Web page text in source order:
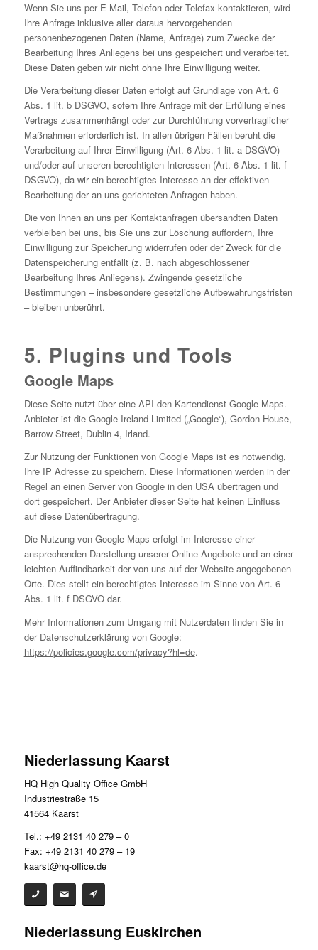
Wenn Sie uns per E-Mail, Telefon oder Telefax kontaktieren, wird
Ihre Anfrage inklusive aller daraus hervorgehenden
personenbezogenen Daten (Name, Anfrage) zum Zwecke der
Bearbeitung Ihres Anliegens bei uns gespeichert und verarbeitet.
Diese Daten geben wir nicht ohne Ihre Einwilligung weiter.
Die Verarbeitung dieser Daten erfolgt auf Grundlage von Art. 6
Abs. 1 lit. b DSGVO, sofern Ihre Anfrage mit der Erfüllung eines
Vertrags zusammenhängt oder zur Durchführung vorvertraglicher
Maßnahmen erforderlich ist. In allen übrigen Fällen beruht die
Verarbeitung auf Ihrer Einwilligung (Art. 6 Abs. 1 lit. a DSGVO)
und/oder auf unseren berechtigten Interessen (Art. 6 Abs. 1 lit. f
DSGVO), da wir ein berechtigtes Interesse an der effektiven
Bearbeitung der an uns gerichteten Anfragen haben.
Die von Ihnen an uns per Kontaktanfragen übersandten Daten
verbleiben bei uns, bis Sie uns zur Löschung auffordern, Ihre
Einwilligung zur Speicherung widerrufen oder der Zweck für die
Datenspeicherung entfällt (z. B. nach abgeschlossener
Bearbeitung Ihres Anliegens). Zwingende gesetzliche
Bestimmungen – insbesondere gesetzliche Aufbewahrungsfristen
– bleiben unberührt.
5. Plugins und Tools
Google Maps
Diese Seite nutzt über eine API den Kartendienst Google Maps.
Anbieter ist die Google Ireland Limited („Google“), Gordon House,
Barrow Street, Dublin 4, Irland.
Zur Nutzung der Funktionen von Google Maps ist es notwendig,
Ihre IP Adresse zu speichern. Diese Informationen werden in der
Regel an einen Server von Google in den USA übertragen und
dort gespeichert. Der Anbieter dieser Seite hat keinen Einfluss
auf diese Datenübertragung.
Die Nutzung von Google Maps erfolgt im Interesse einer
ansprechenden Darstellung unserer Online-Angebote und an einer
leichten Auffindbarkeit der von uns auf der Website angegebenen
Orte. Dies stellt ein berechtigtes Interesse im Sinne von Art. 6
Abs. 1 lit. f DSGVO dar.
Mehr Informationen zum Umgang mit Nutzerdaten finden Sie in
der Datenschutzerklärung von Google:
https://policies.google.com/privacy?hl=de.
Niederlassung Kaarst
HQ High Quality Office GmbH
Industriestraße 15
41564 Kaarst
Tel.: +49 2131 40 279 – 0
Fax: +49 2131 40 279 – 19
kaarst@hq-office.de
Niederlassung Euskirchen